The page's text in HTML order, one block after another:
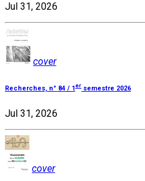
Jul 31, 2026
cover
Recherches, n° 84 / 1er semestre 2026
Jul 31, 2026
cover